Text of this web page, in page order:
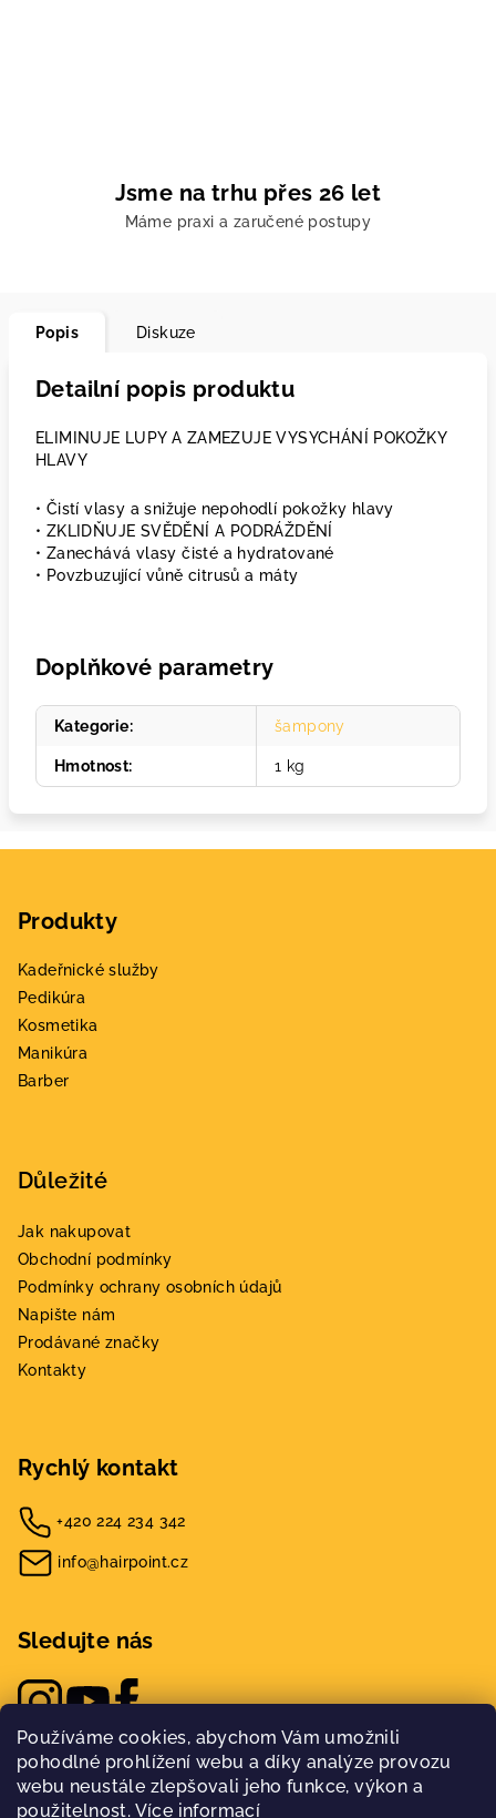
Používáme cookies, abychom Vám umožnili
pohodlné prohlížení webu a díky analýze provozu
webu neustále zlepšovali jeho funkce, výkon a
použitelnost. Více informací
Jsme na trhu přes 26 let
Máme praxi a zaručené postupy
Popis Diskuze
Detailní popis produktu
ELIMINUJE LUPY A ZAMEZUJE VYSYCHÁNÍ POKOŽKY
HLAVY
• Čistí vlasy a snižuje nepohodlí pokožky hlavy
• ZKLIDŇUJE SVĚDĚNÍ A PODRÁŽDĚNÍ
• Zanechává vlasy čisté a hydratované
• Povzbuzující vůně citrusů a máty
Doplňkové parametry
Kategorie: šampony
Hmotnost: 1 kg
Produkty
Kadeřnické služby
Pedikúra
Kosmetika
Manikúra
Barber
Důležité
Jak nakupovat
Obchodní podmínky
Podmínky ochrany osobních údajů
Napište nám
Prodávané značky
Kontakty
Rychlý kontakt
+420 224 234 342
info@hairpoint.cz
Sledujte nás